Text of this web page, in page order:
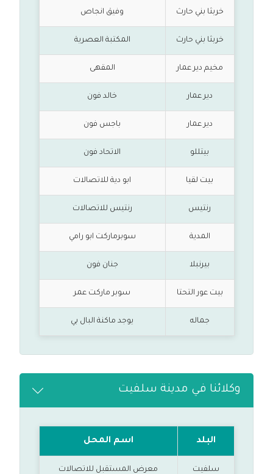
خربثا بني حارث وفيق انجاص
خربثا بني حارث المكتبة العصرية
مخيم دير عمار المقهى
دير عمار خالد فون
دير عمار باجس فون
بيتللو الاتحاد فون
بيت لقيا ابو دية للاتصالات
رنتيس رنتيس للاتصالات
المدية سوبرماركت ابو رامي
بيرنبلا جنان فون
بيت عور التحتا سوبر ماركت عمر
جماله يوجد ماكنة البال بي
وكلائنا في مدينة سلفيت
البلد اسم المحل
سلفيت معرض المستقبل للاتصالات